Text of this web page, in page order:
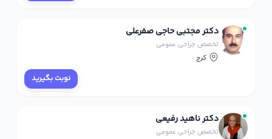
دکتر مجتبی حاجی صفرعلی
تخصص جراحی عمومی
کرج
نوبت بگیرید
دکتر ناهید رفیعی
تخصص جراحی عمومی